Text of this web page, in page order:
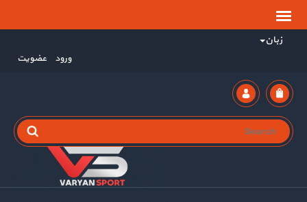
زبان
ورود عضویت